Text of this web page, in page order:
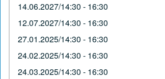
14.06.2027/14:30 - 16:30
12.07.2027/14:30 - 16:30
27.01.2025/14:30 - 16:30
24.02.2025/14:30 - 16:30
24.03.2025/14:30 - 16:30